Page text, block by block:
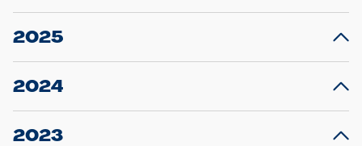
2025
23.12.2025
Projekt S5: Start der Bauarbeiten am
2024
10.12.2024
Großprojekt S5: Sperrung der Bahnstraße in
2023